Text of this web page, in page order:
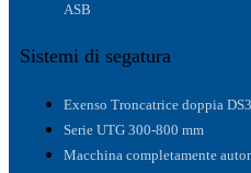
ASB
Sistemi di segatura
Exenso Troncatrice doppia
Serie UTG 300-800 mm
Macchina completamente